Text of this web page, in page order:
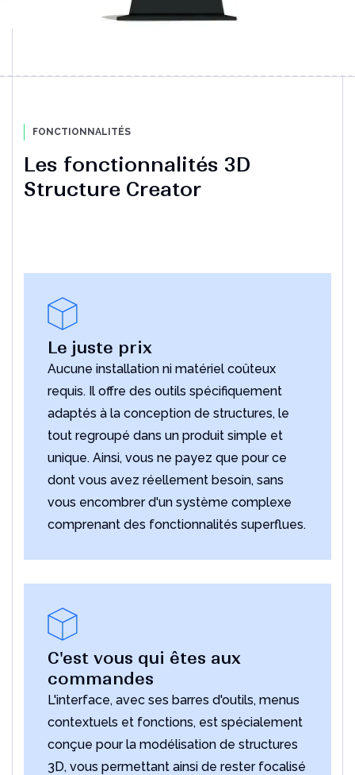
FONCTIONNALITÉS
Les fonctionnalités 3D
Structure Creator
Le juste prix
Aucune installation ni matériel coûteux
requis. Il offre des outils spécifiquement
adaptés à la conception de structures, le
tout regroupé dans un produit simple et
unique. Ainsi, vous ne payez que pour ce
dont vous avez réellement besoin, sans
vous encombrer d'un système complexe
comprenant des fonctionnalités superflues.
C'est vous qui êtes aux
commandes
L'interface, avec ses barres d'outils, menus
contextuels et fonctions, est spécialement
conçue pour la modélisation de structures
3D, vous permettant ainsi de rester focalisé